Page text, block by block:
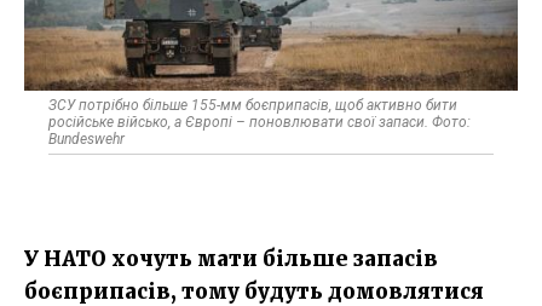
ЗСУ потрібно більше 155-мм боєприпасів, щоб активно бити
російське військо, а Європі – поновлювати свої запаси. Фото:
Bundeswehr
У НАТО хочуть мати більше запасів
боєприпасів, тому будуть домовлятися